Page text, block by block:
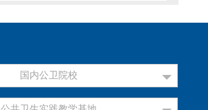
国内公卫院校